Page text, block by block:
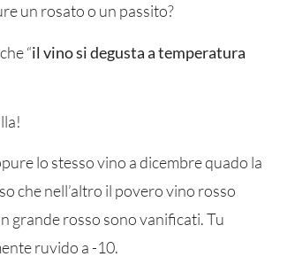
un rosato o un passito?
“il vino si degusta a temperatura
lo stesso vino a dicembre quado la
che nell’altro il povero vino rosso
grande rosso sono vanificati. Tu
ruvido a -10.